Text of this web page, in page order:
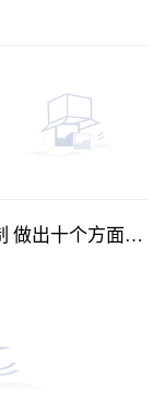
做出十个方面部